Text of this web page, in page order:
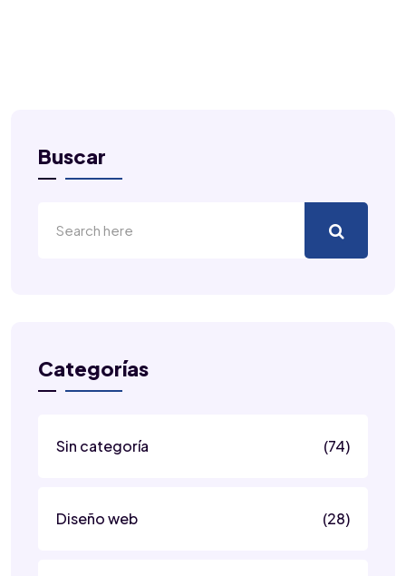
Buscar
Categorías
Sin categoría (74)
Diseño web (28)